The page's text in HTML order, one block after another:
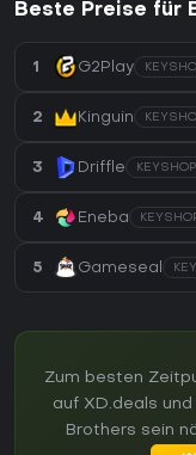
Beste Preise für
1 G2Play
2 Kinguin
3 Driffle KEYSHOP
4 Eneba
5 Gameseal
Zum besten
auf XD.deals
Brothers sein